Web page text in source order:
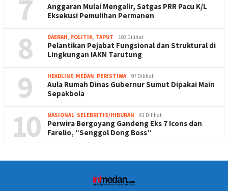
7
Anggaran Mulai Mengalir, Satgas PRR Pacu K/L
Eksekusi Pemulihan Permanen
8 DAERAH, POLITIK, TAPUT 103 Dilihat
Pelantikan Pejabat Fungsional dan Struktural di
Lingkungan IAKN Tarutung
9 HEADLINE, MEDAN, PERISTIWA 97 Dilihat
Aula Rumah Dinas Gubernur Sumut Dipakai Main
Sepakbola
10 NASIONAL, SELEBRITIS/HIBURAN 81 Dilihat
Perwira Bergoyang Gandeng Eks 7 Icons dan
Farelio, “Senggol Dong Boss”